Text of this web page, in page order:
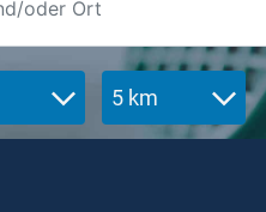
5 km